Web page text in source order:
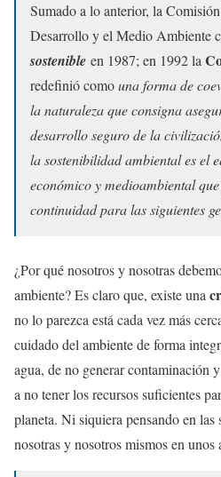
Sumado a lo anterior, la
Desarrollo y el Medio Ambiente
sostenible en 1987; en 1992 la
redefinió comouna forma de
la naturaleza que consigna
desarrollo seguro de la
la sostenibilidad ambiental es el
económico y medioambiental
continuidad para las siguientes
¿Por qué nosotros y nosotras
ambiente? Es claro que, existe una
no lo parezca está cada vez más
cuidado del ambiente de forma
agua, de no generar contaminación
a no tener los recursos suficientes
planeta. Ni siquiera pensando en las
nosotras y nosotros mismos en unos